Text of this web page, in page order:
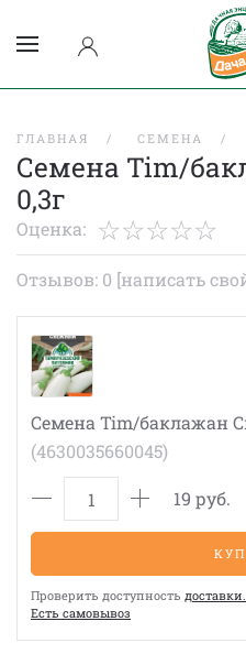
ГЛАВНАЯ СЕМЕНА
Семена Tim/
0,3г
Оценка:
Отзывов: 0 [написать
Семена Tim/баклажан
(4630035660045)
19 руб.
Проверить доступность доставки.
Eсть cамовывоз